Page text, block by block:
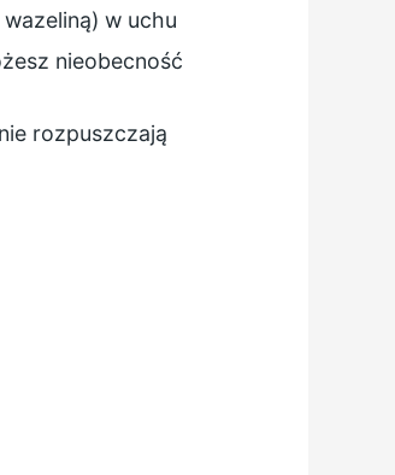
w uchu
nieobecność
rozpuszczają